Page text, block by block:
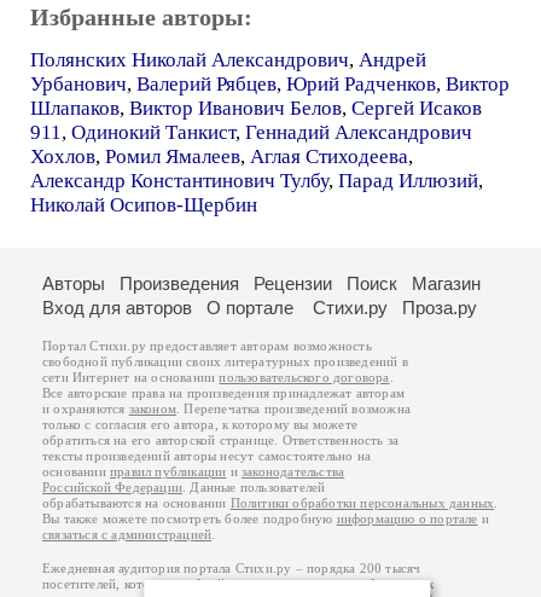
Избранные авторы:
Полянских Николай Александрович, Андрей
Урбанович, Валерий Рябцев, Юрий Радченков, Виктор
Шлапаков, Виктор Иванович Белов, Сергей Исаков
911, Одинокий Танкист, Геннадий Александрович
Хохлов, Ромил Ямалеев, Аглая Стиходеева,
Александр Константинович Тулбу, Парад Иллюзий,
Николай Осипов-Щербин
Авторы Произведения Рецензии Поиск
Магазин
Вход для авторов
О портале Стихи.ру Проза.ру
Портал Стихи.ру предоставляет авторам возможность
свободной публикации своих литературных произведений в
сети Интернет на основаниипользовательского договора
Все авторские права на произведения принадлежат авторам
и охраняются законом . Перепечатка произведений возможна
только с согласия его автора, к которому вы можете
обратиться на его авторской странице. Ответственность за
тексты произведений авторы несут самостоятельно на
основанииправил публикации изаконодательства
Российской Федерации . Данные пользователей
обрабатываются на основании Политики обработки персональных данных
Вы также можете посмотреть более подробную информацию о портале и
связаться с администрацией
Ежедневная аудитория портала Стихи.ру – порядка 200 тысяч
посетителей, которые в общей сумме просматривают более двух